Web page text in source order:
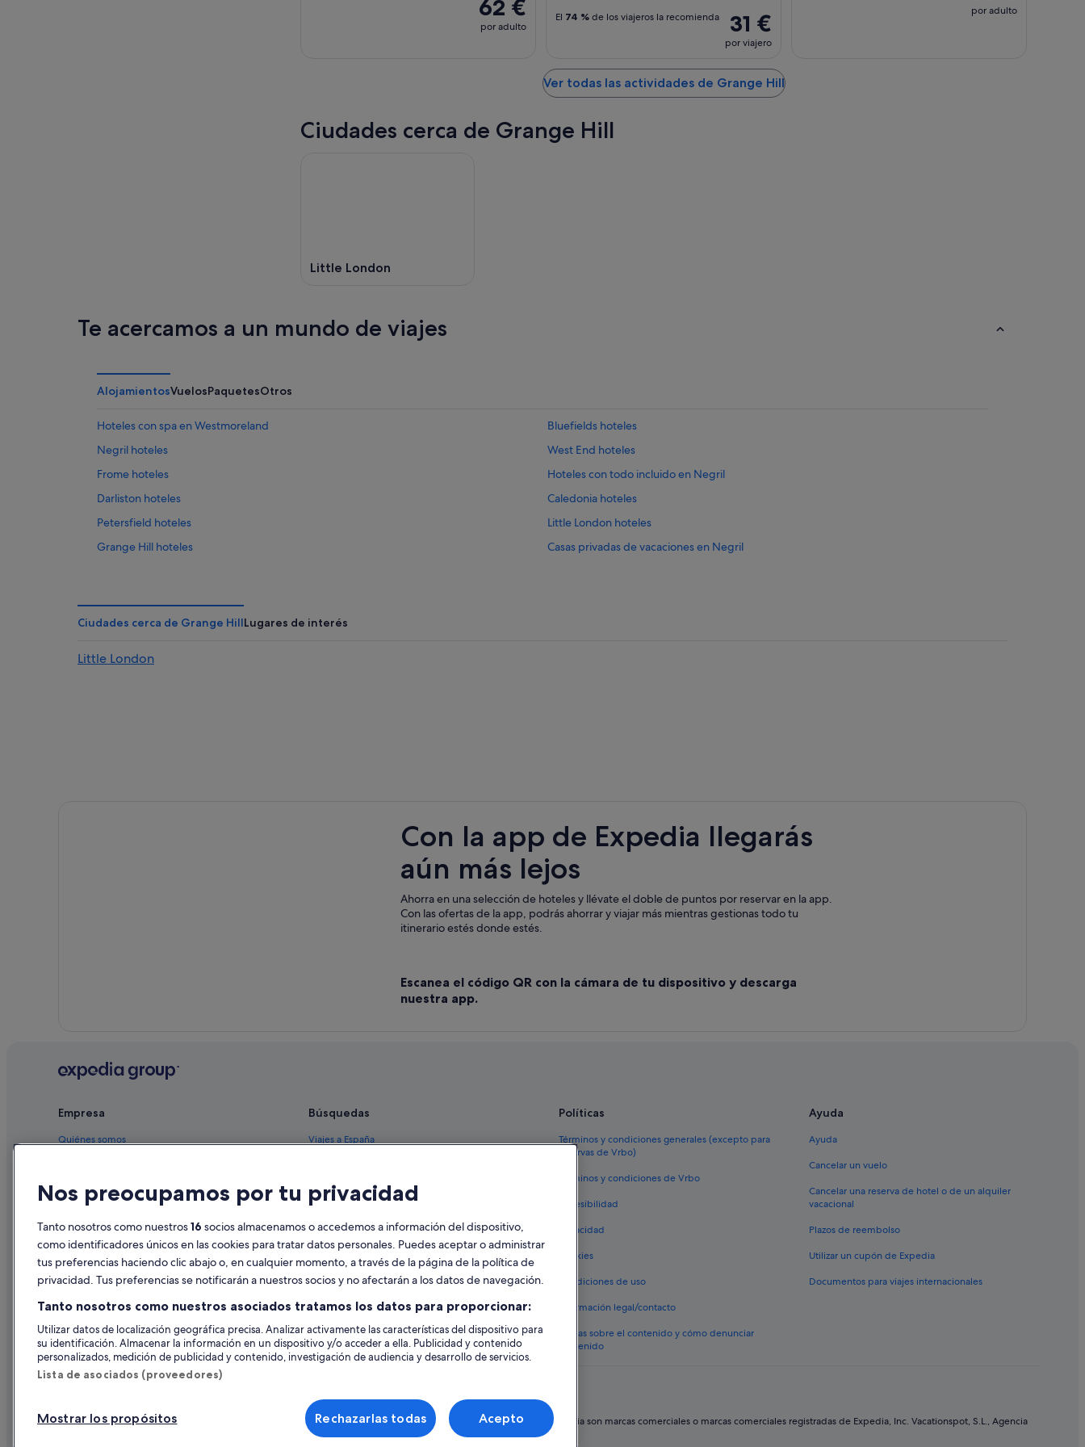
62 €
por adulto 31 €
por viajero
El 74 % de los viajeros la recomienda por adulto
Ver todas las actividades de Grange Hill
Ciudades cerca de Grange Hill
Little London
Te acercamos a un mundo de viajes
AlojamientosVuelosPaquetesOtros
Hoteles con spa en Westmoreland
Bluefields hoteles
Negril hoteles
West End hoteles
Frome hoteles
Hoteles con todo incluido en Negril
Darliston hoteles
Caledonia hoteles
Petersfield hoteles
Little London hoteles
Grange Hill hoteles
Casas privadas de vacaciones en Negril
Ciudades cerca de Grange HillLugares de interés
Little London
Con la app de Expedia llegarás
aún más lejos
Ahorra en una selección de hoteles y llévate el doble de puntos por reservar en la app.
Con las ofertas de la app, podrás ahorrar y viajar más mientras gestionas todo tu
itinerario estés donde estés.
Escanea el código QR con la cámara de tu dispositivo y descarga
nuestra app.
Empresa
Quiénes somos
Anuncia tu alojamiento
Prensa
Búsquedas
Viajes a España
Alquileres vacacionales España
Vuelos baratos en España
Alquiler de coches en España
Políticas
Términos y condiciones generales (excepto para
reservas de Vrbo)
Términos y condiciones de Vrbo
Accesibilidad
Privacidad
Cookies
Condiciones de uso
Información legal/contacto
Pautas sobre el contenido y cómo denunciar
contenido
Ayuda
Ayuda
Cancelar un vuelo
Cancelar una reserva de hotel o de un alquiler
vacacional
Plazos de reembolso
Utilizar un cupón de Expedia
Documentos para viajes internacionales
© 2026 Expedia, Inc., una empresa de Expedia Group. Todos los derechos reservados. Expedia y el logotipo de Expedia son marcas comerciales o marcas comerciales registradas de Expedia, Inc. Vacationspot, S.L., Agencia
Nos preocupamos por tu privacidad
Tanto nosotros como nuestros16 socios almacenamos o accedemos a información del dispositivo,
como identificadores únicos en las cookies para tratar datos personales. Puedes aceptar o administrar
tus preferencias haciendo clic abajo o, en cualquier momento, a través de la página de la política de
privacidad. Tus preferencias se notificarán a nuestros socios y no afectarán a los datos de navegación.
Tanto nosotros como nuestros asociados tratamos los datos para proporcionar:
Utilizar datos de localización geográfica precisa. Analizar activamente las características del dispositivo para
su identificación. Almacenar la información en un dispositivo y/o acceder a ella. Publicidad y contenido
personalizados, medición de publicidad y contenido, investigación de audiencia y desarrollo de servicios.
Lista de asociados (proveedores)
Mostrar los propósitos Rechazarlas todas Acepto